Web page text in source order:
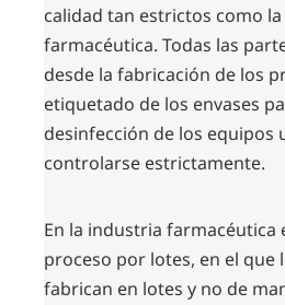
calidad tan estrictos como
farmacéutica. Todas las
desde la fabricación de los
etiquetado de los envases
desinfección de los equipos
controlarse estrictamente.
En la industria farmacéutica
proceso por lotes, en el que
fabrican en lotes y no de